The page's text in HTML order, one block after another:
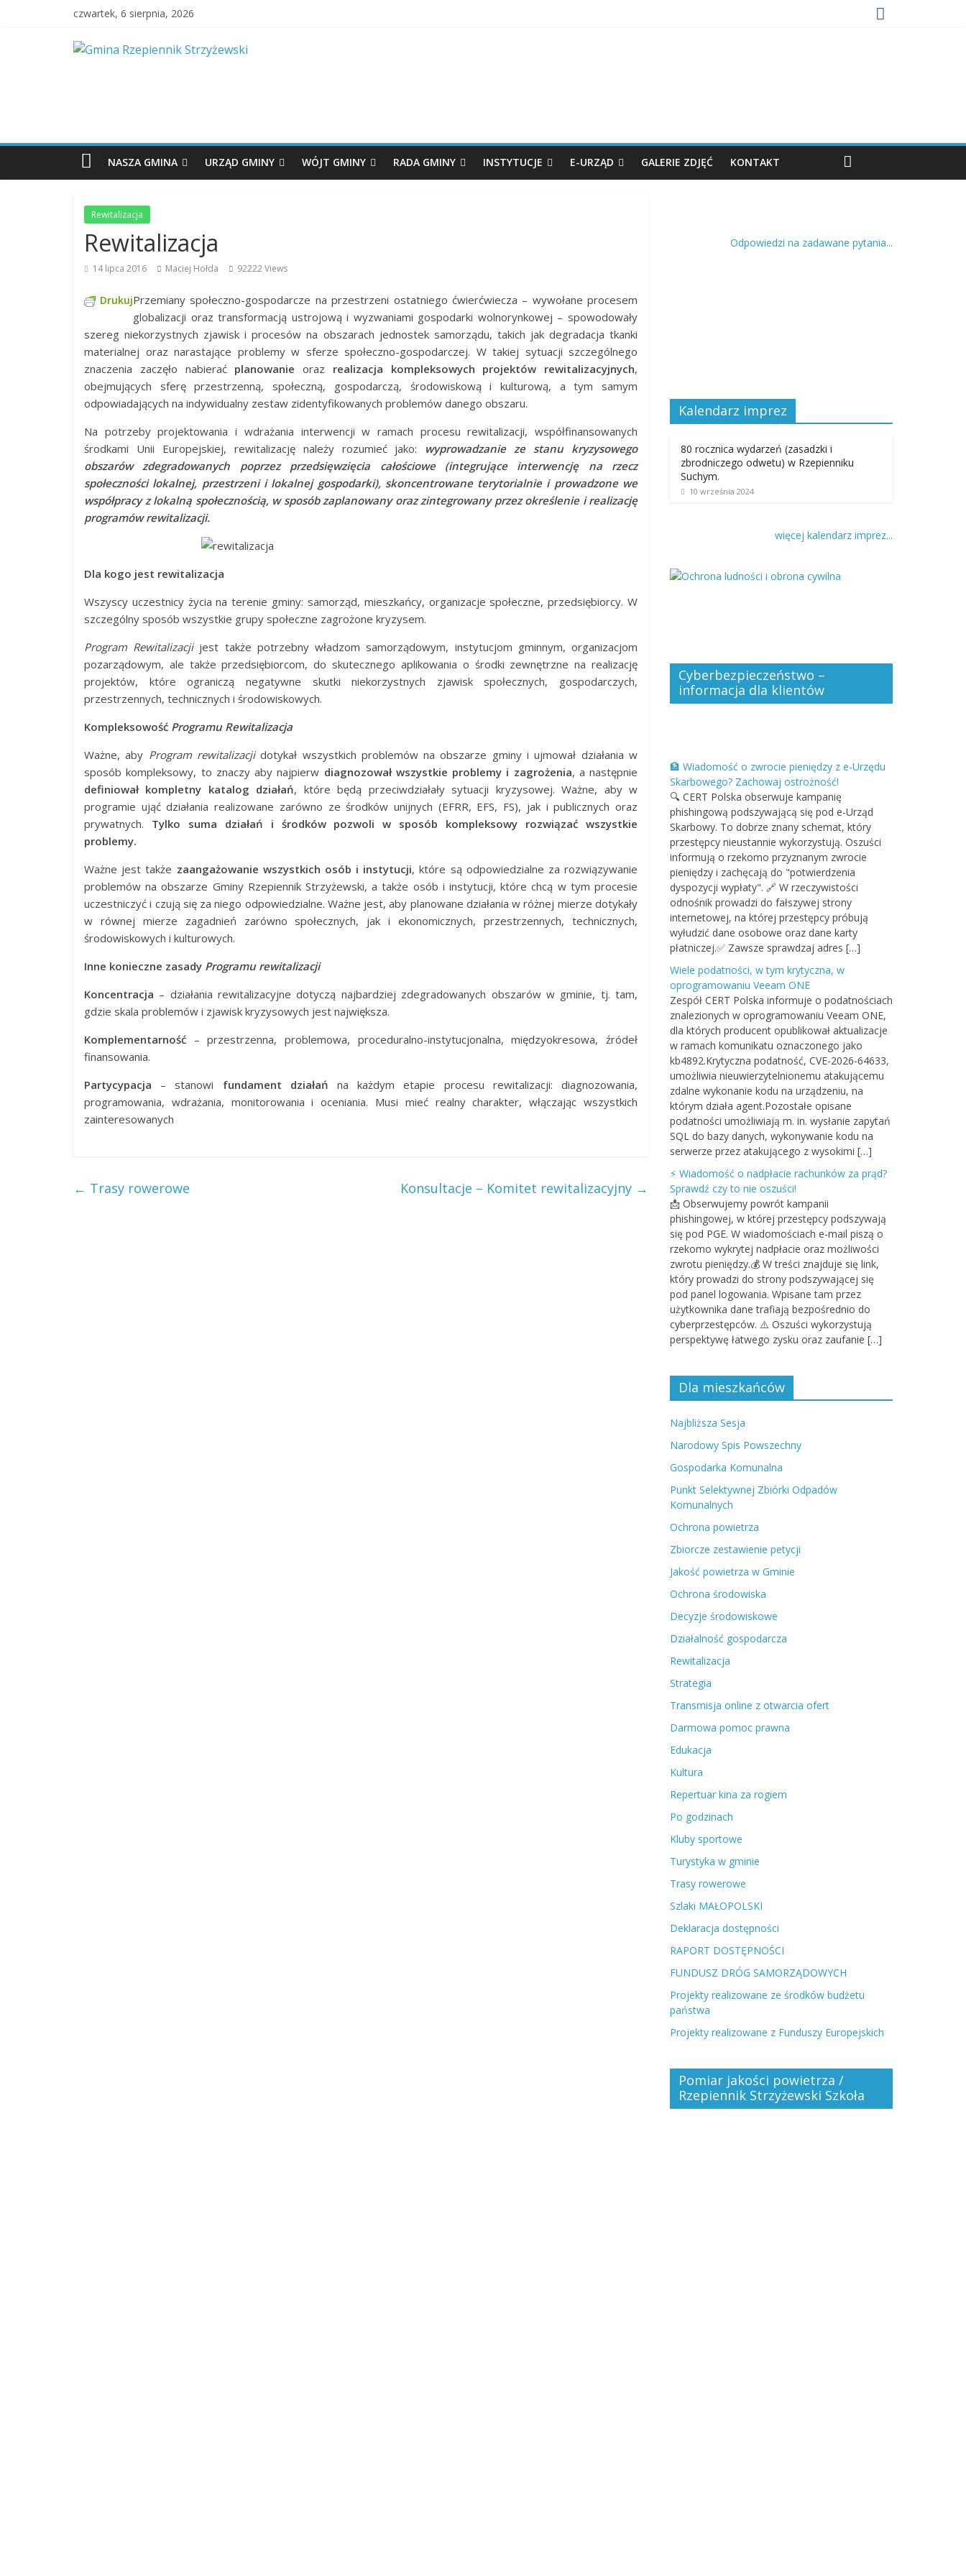
czwartek, 6 sierpnia, 2026
NASZA GMINA URZĄD GMINY WÓJT GMINY RADA GMINY INSTYTUCJE E-URZĄD GALERIE ZDJĘĆ KONTAKT
Rewitalizacja
Rewitalizacja
14 lipca 2016 Maciej Hołda 92222 Views
DrukujPrzemiany społeczno-gospodarcze na przestrzeni ostatniego ćwierćwiecza – wywołane procesem
globalizacji oraz transformacją ustrojową i wyzwaniami gospodarki wolnorynkowej – spowodowały
szereg niekorzystnych zjawisk i procesów na obszarach jednostek samorządu, takich jak degradacja tkanki
materialnej oraz narastające problemy w sferze społeczno-gospodarczej. W takiej sytuacji szczególnego
znaczenia zaczęło nabierać planowanie oraz realizacja kompleksowych projektów rewitalizacyjnych,
obejmujących sferę przestrzenną, społeczną, gospodarczą, środowiskową i kulturową, a tym samym
odpowiadających na indywidualny zestaw zidentyfikowanych problemów danego obszaru.
Na potrzeby projektowania i wdrażania interwencji w ramach procesu rewitalizacji, współfinansowanych
środkami Unii Europejskiej, rewitalizację należy rozumieć jako: wyprowadzanie ze stanu kryzysowego
obszarów zdegradowanych poprzez przedsięwzięcia całościowe (integrujące interwencję na rzecz
społeczności lokalnej, przestrzeni i lokalnej gospodarki), skoncentrowane terytorialnie i prowadzone we
współpracy z lokalną społecznością, w sposób zaplanowany oraz zintegrowany przez określenie i realizację
programów rewitalizacji.
Dla kogo jest rewitalizacja
Wszyscy uczestnicy życia na terenie gminy: samorząd, mieszkańcy, organizacje społeczne, przedsiębiorcy. W
szczególny sposób wszystkie grupy społeczne zagrożone kryzysem.
Program Rewitalizacjijest także potrzebny władzom samorządowym, instytucjom gminnym, organizacjom
pozarządowym, ale także przedsiębiorcom, do skutecznego aplikowania o środki zewnętrzne na realizację
projektów, które ograniczą negatywne skutki niekorzystnych zjawisk społecznych, gospodarczych,
przestrzennych, technicznych i środowiskowych.
Kompleksowość Programu Rewitalizacja
Ważne, aby Program rewitalizacjidotykał wszystkich problemów na obszarze gminy i ujmował działania w
sposób kompleksowy, to znaczy aby najpierw diagnozował wszystkie problemy i zagrożenia, a następnie
definiował kompletny katalog działań, które będą przeciwdziałały sytuacji kryzysowej. Ważne, aby w
programie ująć działania realizowane zarówno ze środków unijnych (EFRR, EFS, FS), jak i publicznych oraz
prywatnych. Tylko suma działań i środków pozwoli w sposób kompleksowy rozwiązać wszystkie
problemy.
Ważne jest także zaangażowanie wszystkich osób i instytucji, które są odpowiedzialne za rozwiązywanie
problemów na obszarze Gminy Rzepiennik Strzyżewski, a także osób i instytucji, które chcą w tym procesie
uczestniczyć i czują się za niego odpowiedzialne. Ważne jest, aby planowane działania w różnej mierze dotykały
w równej mierze zagadnień zarówno społecznych, jak i ekonomicznych, przestrzennych, technicznych,
środowiskowych i kulturowych.
Inne konieczne zasady Programu rewitalizacji
Koncentracja – działania rewitalizacyjne dotyczą najbardziej zdegradowanych obszarów w gminie, tj. tam,
gdzie skala problemów i zjawisk kryzysowych jest największa.
Komplementarność – przestrzenna, problemowa, proceduralno-instytucjonalna, międzyokresowa, źródeł
finansowania.
Partycypacja – stanowi fundament działań na każdym etapie procesu rewitalizacji: diagnozowania,
programowania, wdrażania, monitorowania i oceniania. Musi mieć realny charakter, włączając wszystkich
zainteresowanych
← Trasy rowerowe Konsultacje – Komitet rewitalizacyjny →
Odpowiedzi na zadawane pytania...
Kalendarz imprez
80 rocznica wydarzeń (zasadzki i
zbrodniczego odwetu) w Rzepienniku
Suchym.
10 września 2024
więcej kalendarz imprez...
Cyberbezpieczeństwo –
informacja dla klientów
🏦 Wiadomość o zwrocie pieniędzy z e-Urzędu
Skarbowego? Zachowaj ostrożność!
🔍 CERT Polska obserwuje kampanię
phishingową podszywającą się pod e-Urząd
Skarbowy. To dobrze znany schemat, który
przestępcy nieustannie wykorzystują. Oszuści
informują o rzekomo przyznanym zwrocie
pieniędzy i zachęcają do "potwierdzenia
dyspozycji wypłaty". 🔗 W rzeczywistości
odnośnik prowadzi do fałszywej strony
internetowej, na której przestępcy próbują
wyłudzić dane osobowe oraz dane karty
płatniczej.✅ Zawsze sprawdzaj adres […]
Wiele podatności, w tym krytyczna, w
oprogramowaniu Veeam ONE
Zespół CERT Polska informuje o podatnościach
znalezionych w oprogramowaniu Veeam ONE,
dla których producent opublikował aktualizacje
w ramach komunikatu oznaczonego jako
kb4892.Krytyczna podatność, CVE-2026-64633,
umożliwia nieuwierzytelnionemu atakującemu
zdalne wykonanie kodu na urządzeniu, na
którym działa agent.Pozostałe opisane
podatności umożliwiają m. in. wysłanie zapytań
SQL do bazy danych, wykonywanie kodu na
serwerze przez atakującego z wysokimi […]
⚡ Wiadomość o nadpłacie rachunków za prąd?
Sprawdź czy to nie oszuści!
📩 Obserwujemy powrót kampanii
phishingowej, w której przestępcy podszywają
się pod PGE. W wiadomościach e-mail piszą o
rzekomo wykrytej nadpłacie oraz możliwości
zwrotu pieniędzy.💰 W treści znajduje się link,
który prowadzi do strony podszywającej się
pod panel logowania. Wpisane tam przez
użytkownika dane trafiają bezpośrednio do
cyberprzestępców. ⚠️ Oszuści wykorzystują
perspektywę łatwego zysku oraz zaufanie […]
Dla mieszkańców
Najbliższa Sesja
Narodowy Spis Powszechny
Gospodarka Komunalna
Punkt Selektywnej Zbiórki Odpadów
Komunalnych
Ochrona powietrza
Zbiorcze zestawienie petycji
Jakość powietrza w Gminie
Ochrona środowiska
Decyzje środowiskowe
Działalność gospodarcza
Rewitalizacja
Strategia
Transmisja online z otwarcia ofert
Darmowa pomoc prawna
Edukacja
Kultura
Repertuar kina za rogiem
Po godzinach
Kluby sportowe
Turystyka w gminie
Trasy rowerowe
Szlaki MAŁOPOLSKI
Deklaracja dostępności
RAPORT DOSTĘPNOŚCI
FUNDUSZ DRÓG SAMORZĄDOWYCH
Projekty realizowane ze środków budżetu
państwa
Projekty realizowane z Funduszy Europejskich
Pomiar jakości powietrza /
Rzepiennik Strzyżewski Szkoła